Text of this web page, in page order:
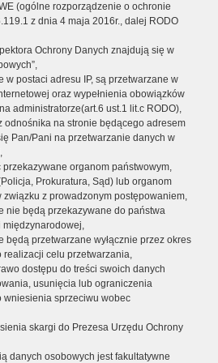
(ogólne rozporządzenie o ochronie
z dnia 4 maja 2016r., dalej RODO
Ochrony Danych znajdują się w
w postaci adresu IP, są przetwarzane w
oraz wypełnienia obowiązków
administratorze(art.6 ust.1 lit.c RODO),
odnośnika na stronie będącego adresem
Pan/Pani na przetwarzanie danych w
organom państwowym,
Prokuratura, Sąd) lub organom
z prowadzonym postępowaniem,
nie będą przekazywane do państwa
międzynarodowej,
będą przetwarzane wyłącznie przez okres
celu przetwarzania,
dostępu do treści swoich danych
usunięcia lub ograniczenia
sprzeciwu wobec
skargi do Prezesa Urzędu Ochrony
danych osobowych jest fakultatywne